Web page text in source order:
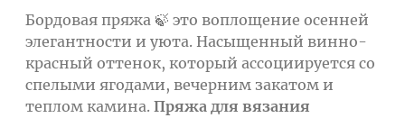
Бордовая пряжа 🍃 это воплощение осенней
элегантности и уюта. Насыщенный винно-
красный оттенок, который ассоциируется со
спелыми ягодами, вечерним закатом и
теплом камина. Пряжа для вязания